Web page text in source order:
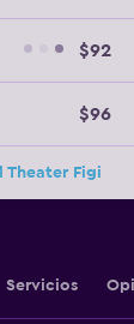
$92
$96
Theater Figi
Servicios